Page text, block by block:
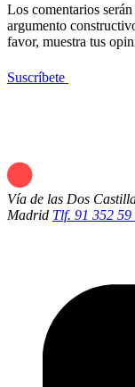
Los comentarios
argumento
favor, muestra tus
Suscríbete
Vía de las Dos
Madrid Tlf. 91 352 59